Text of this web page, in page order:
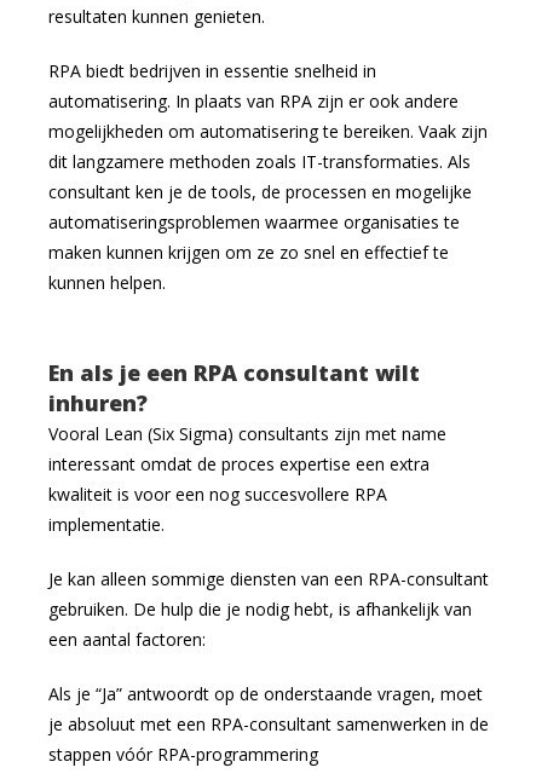
resultaten kunnen genieten.
RPA biedt bedrijven in essentie snelheid in
automatisering. In plaats van RPA zijn er ook andere
mogelijkheden om automatisering te bereiken. Vaak zijn
dit langzamere methoden zoals IT-transformaties. Als
consultant ken je de tools, de processen en mogelijke
automatiseringsproblemen waarmee organisaties te
maken kunnen krijgen om ze zo snel en effectief te
kunnen helpen.
En als je een RPA consultant wilt
inhuren?
Vooral Lean (Six Sigma) consultants zijn met name
interessant omdat de proces expertise een extra
kwaliteit is voor een nog succesvollere RPA
implementatie.
Je kan alleen sommige diensten van een RPA-consultant
gebruiken. De hulp die je nodig hebt, is afhankelijk van
een aantal factoren:
Als je “Ja” antwoordt op de onderstaande vragen, moet
je absoluut met een RPA-consultant samenwerken in de
stappen vóór RPA-programmering